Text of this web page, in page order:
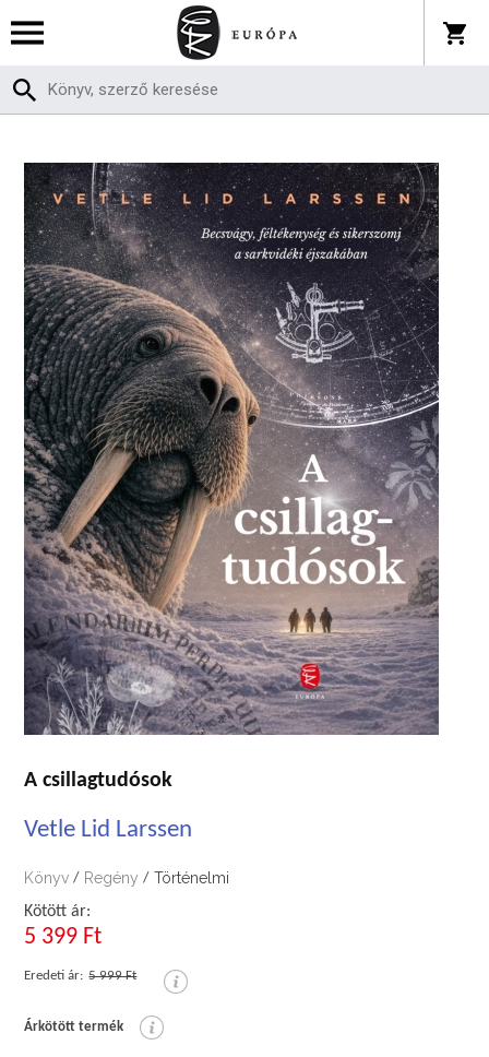
A csillagtudósok
Vetle Lid Larssen
Könyv / Regény / Történelmi
Kötött ár:
5 399 Ft
Eredeti ár: 5 999 Ft
Árkötött termék